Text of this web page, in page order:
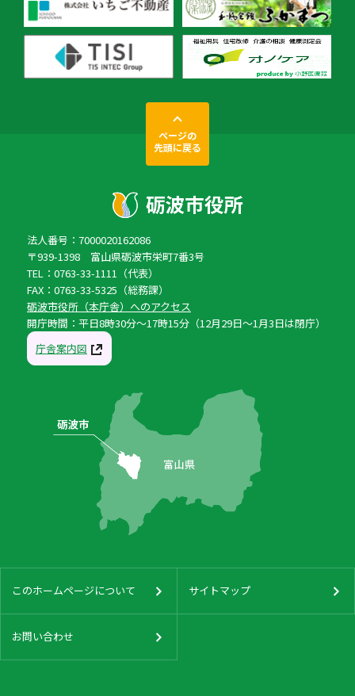
ページの
先頭に戻る
法人番号：7000020162086
〒939-1398 富山県砺波市栄町7番3号
TEL：0763-33-1111（代表）
FAX：0763-33-5325（総務課）
砺波市役所（本庁舎）へのアクセス
開庁時間：平日8時30分〜17時15分（12月29日〜1月3日は閉庁）
庁舎案内図
このホームページについて サイトマップ
お問い合わせ